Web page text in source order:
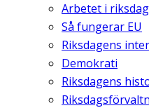
Arbetet i
Så fungerar EU
Riksdagens
Demokrati
Riksdagens